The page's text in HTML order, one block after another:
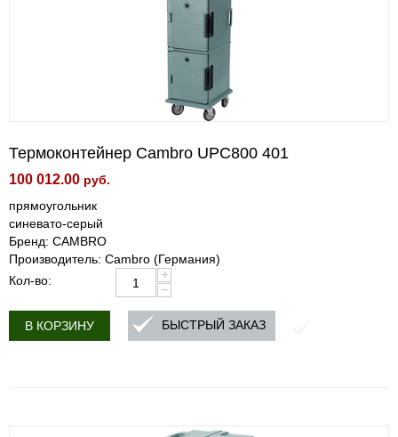
Термоконтейнер Cambro UPC800 401
100 012.00 руб.
прямоугольник
синевато-серый
Бренд: CAMBRO
Производитель: Cambro (Германия)
Кол-во:
+
−
В КОРЗИНУ БЫСТРЫЙ ЗАКАЗ